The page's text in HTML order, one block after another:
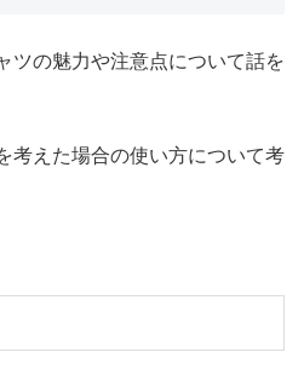
ツの魅力や注意点について話を
考えた場合の使い方について考